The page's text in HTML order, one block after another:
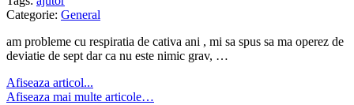
Categorie: General
am probleme cu respiratia de cativa ani , mi sa spus sa ma operez de
deviatie de sept dar ca nu este nimic grav, …
Afiseaza articol...
Afiseaza mai multe articole…